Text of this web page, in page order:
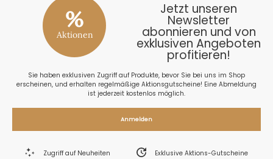
%
Aktionen
Jetzt unseren
Newsletter
abonnieren und von
exklusiven Angeboten
profitieren!
Sie haben exklusiven Zugriff auf Produkte, bevor Sie bei uns im Shop
erscheinen, und erhalten regelmäßige Aktionsgutscheine! Eine Abmeldung
ist jederzeit kostenlos möglich.
Anmelden
Zugriff auf Neuheiten
Exklusive Aktions-Gutscheine